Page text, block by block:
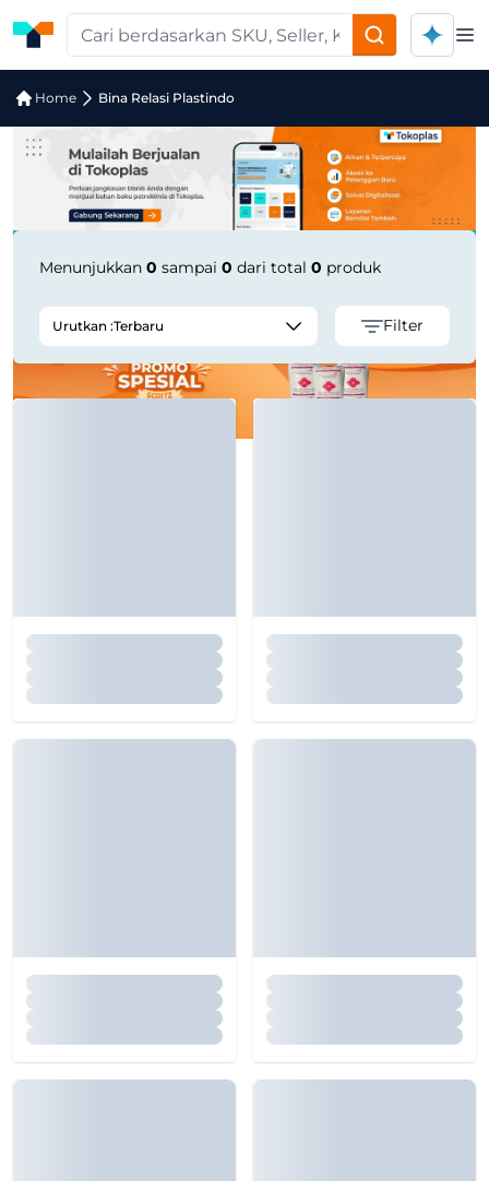
Home Bina Relasi Plastindo
Pencarian Produk "bina-relasi-
Menunjukkan 0 sampai 0 dari total 0 produk
Urutkan :Terbaru Filter